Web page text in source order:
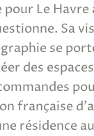
Le
Sa
se
des
française
résidence